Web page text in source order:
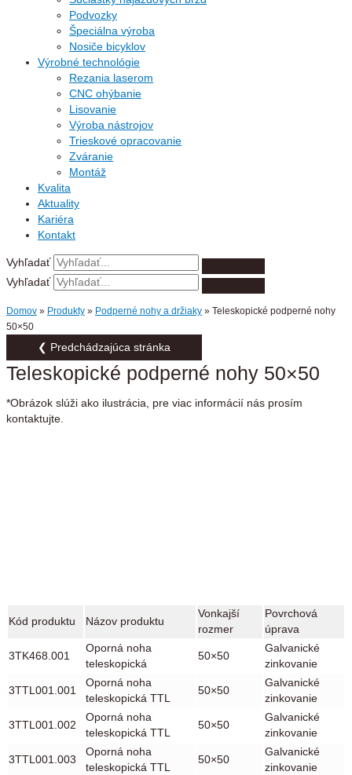
Podvozky
Špeciálna výroba
Nosiče bicyklov
Výrobné technológie
Rezania laserom
CNC ohýbanie
Lisovanie
Výroba nástrojov
Trieskové opracovanie
Zváranie
Montáž
Kvalita
Aktuality
Kariéra
Kontakt
Vyhľadať
Vyhľadať
Domov » Produkty » Podperné nohy a držiaky » Teleskopické podperné nohy
50×50
❮ Predchádzajúca stránka
Teleskopické podperné nohy 50×50
*Obrázok slúži ako ilustrácia, pre viac informácií nás prosím
kontaktujte.
Kód produktu Názov produktu
Vonkajší
rozmer
Povrchová
úprava
3TK468.001
Oporná noha
teleskopická
50×50
Galvanické
zinkovanie
3TTL001.001
Oporná noha
teleskopická TTL
50×50
Galvanické
zinkovanie
3TTL001.002
Oporná noha
teleskopická TTL
50×50
Galvanické
zinkovanie
3TTL001.003
Oporná noha
teleskopická TTL
50×50
Galvanické
zinkovanie